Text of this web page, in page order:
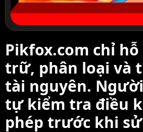
Pikfox.com chỉ
trữ, phân loại và
tài nguyên.
tự kiểm tra điều
phép trước khi